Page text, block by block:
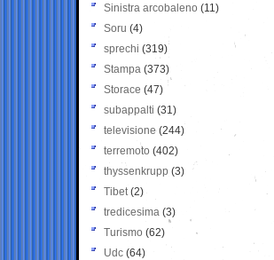
Sinistra arcobaleno (11)
Soru (4)
sprechi (319)
Stampa (373)
Storace (47)
subappalti (31)
televisione(244)
terremoto (402)
thyssenkrupp (3)
Tibet(2)
tredicesima (3)
Turismo (62)
Udc (64)